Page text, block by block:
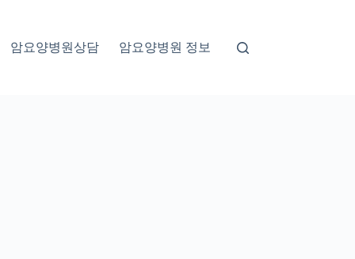
암요양병원상담 암요양병원 정보